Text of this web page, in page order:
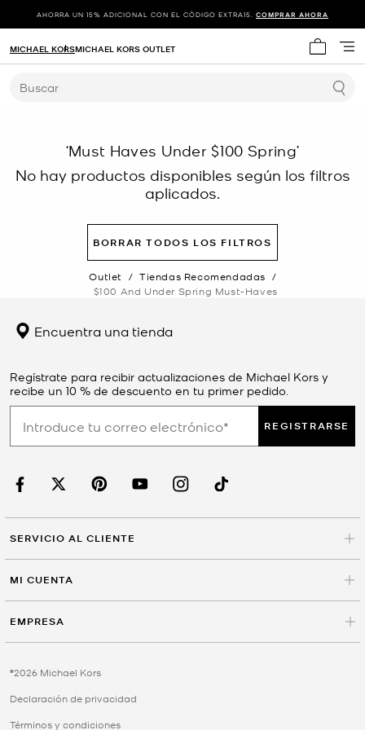
AHORRA UN 15% ADICIONAL CON EL CÓDIGO EXTRA15. COMPRAR AHORA
Mi
MICHAEL KORSMICHAEL KORS OUTLET
Buscar
‘Must Haves Under $100 Spring’
No hay productos disponibles según los filtros
aplicados.
BORRAR TODOS LOS FILTROS
Outlet / Tiendas Recomendadas /
$100 And Under Spring Must-Haves
Encuentra una tienda
Regístrate para recibir actualizaciones de Michael Kors y
recibe un 10 % de descuento en tu primer pedido.
REGISTRARSE
SERVICIO AL CLIENTE
MI CUENTA
EMPRESA
©2026 Michael Kors
Declaración de privacidad
Términos y condiciones